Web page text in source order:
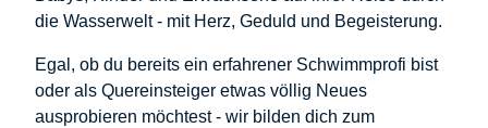
die Wasserwelt - mit Herz, Geduld und Begeisterung.
Egal, ob du bereits ein erfahrener Schwimmprofi bist
oder als Quereinsteiger etwas völlig Neues
ausprobieren möchtest - wir bilden dich zum